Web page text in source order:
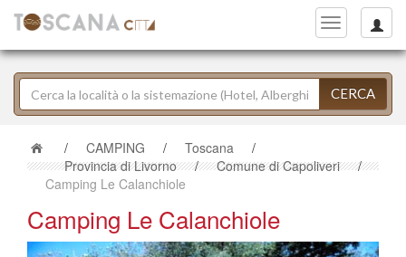
Toggle
navigation
CERCA
/ CAMPING / Toscana
/
Provincia di Livorno
/ Comune di Capoliveri
/
Camping Le Calanchiole
Camping Le Calanchiole